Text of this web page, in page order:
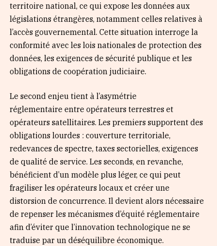
territoire national, ce qui expose les données aux
législations étrangères, notamment celles relatives à
l’accès gouvernemental. Cette situation interroge la
conformité avec les lois nationales de protection des
données, les exigences de sécurité publique et les
obligations de coopération judiciaire.
Le second enjeu tient à l’asymétrie
réglementaire entre opérateurs terrestres et
opérateurs satellitaires. Les premiers supportent des
obligations lourdes : couverture territoriale,
redevances de spectre, taxes sectorielles, exigences
de qualité de service. Les seconds, en revanche,
bénéficient d’un modèle plus léger, ce qui peut
fragiliser les opérateurs locaux et créer une
distorsion de concurrence. Il devient alors nécessaire
de repenser les mécanismes d’équité réglementaire
afin d’éviter que l’innovation technologique ne se
traduise par un déséquilibre économique.